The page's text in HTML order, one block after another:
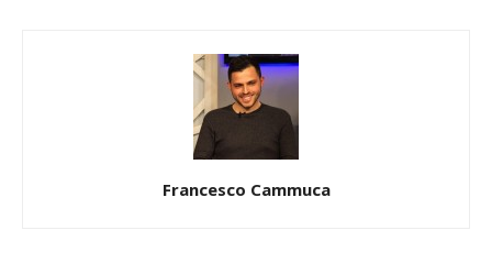
Francesco Cammuca